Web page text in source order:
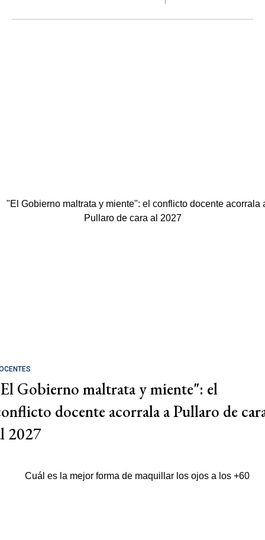
Gobierno maltrata y miente": el
docente acorrala a Pullaro de
2027